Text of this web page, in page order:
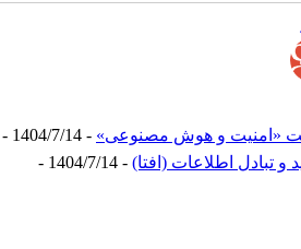
«امنیت و هوش مصنوعی» - 1404/7/14 -
تبادل اطلاعات (افتا) - 1404/7/14 -